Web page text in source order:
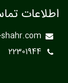
اطلاعات
22301944